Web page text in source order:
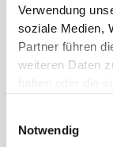
Verwendung
soziale Medien,
Partner führen
weiteren Daten
Notwendig
Info und
Siehe